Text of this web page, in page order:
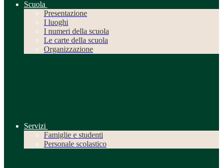
Scuola
Presentazione
I luoghi
I numeri della scuola
Le carte della scuola
Organizzazione
Servizi
Famiglie e studenti
Personale scolastico